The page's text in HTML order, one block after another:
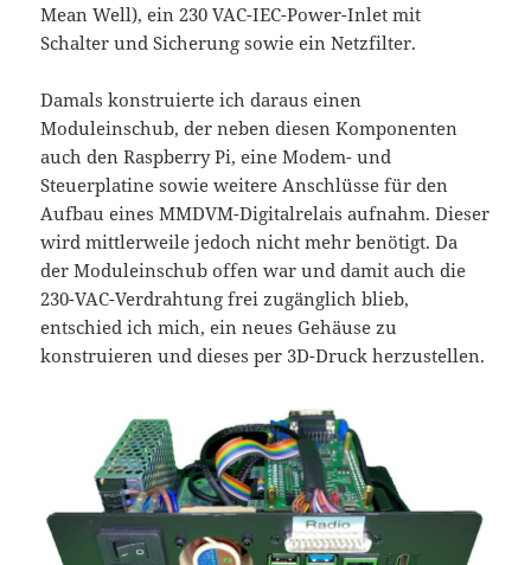
Mean Well), ein 230 VAC-IEC-Power-Inlet mit
Schalter und Sicherung sowie ein Netzfilter.
Damals konstruierte ich daraus einen
Moduleinschub, der neben diesen Komponenten
auch den Raspberry Pi, eine Modem- und
Steuerplatine sowie weitere Anschlüsse für den
Aufbau eines MMDVM-Digitalrelais aufnahm. Dieser
wird mittlerweile jedoch nicht mehr benötigt. Da
der Moduleinschub offen war und damit auch die
230-VAC-Verdrahtung frei zugänglich blieb,
entschied ich mich, ein neues Gehäuse zu
konstruieren und dieses per 3D-Druck herzustellen.